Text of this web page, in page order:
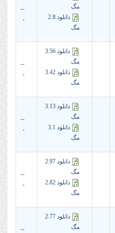
مگ
دانلود 2.8
مگ
--
-
دانلود 3.56
مگ
دانلود 3.42
مگ
--
-
دانلود 3.13
مگ
دانلود 3.1
مگ
--
-
دانلود 2.97
مگ
دانلود 2.82
مگ
--
-
دانلود 2.77
مگ
--